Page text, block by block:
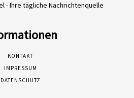
- Ihre tägliche Nachrichtenquelle
KONTAKT
IMPRESSUM
DATENSCHUTZ